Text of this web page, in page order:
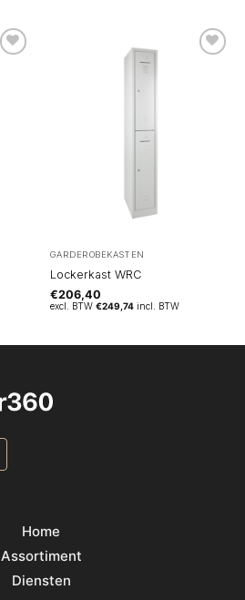
GARDEROBEKASTEN
Lockerkast WRC
€206,40
excl. BTW €249,74incl. BTW
Home
Assortiment
Diensten